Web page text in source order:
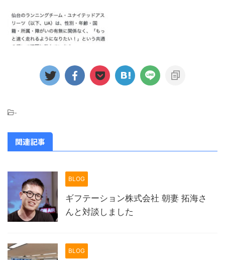
-
関連記事
BLOG
ギフテーション株式会社 朝妻 拓海さ
んと対談しました
BLOG